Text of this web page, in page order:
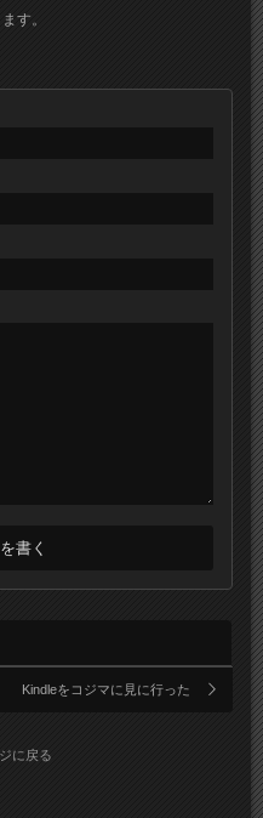
す。
Kindleをコジマに見に行った
に戻る